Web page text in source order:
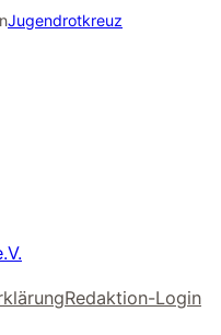
Jugendrotkreuz
Redaktion-Login